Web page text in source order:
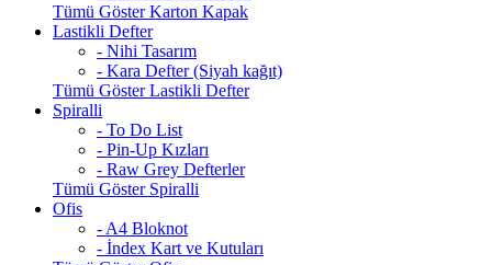
Tümü Göster Karton Kapak
Lastikli Defter
- Nihi Tasarım
- Kara Defter (Siyah kağıt)
Tümü Göster Lastikli Defter
Spiralli
- To Do List
- Pin-Up Kızları
- Raw Grey Defterler
Tümü Göster Spiralli
Ofis
- A4 Bloknot
- İndex Kart ve Kutuları